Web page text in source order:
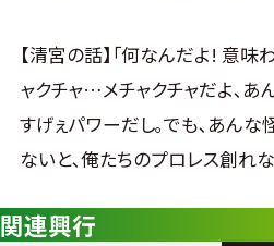
【清宮の話】｢何なんだよ! 意味
ャクチャ…メチャクチャだよ､あ
すげぇパワーだし｡でも､あんな
ないと､俺たちのプロレス創れ
関連興行